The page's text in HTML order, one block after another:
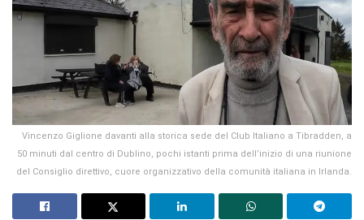
Vincenzo Giglione davanti alla storica sede del Club Italiano a Tibradden, a
50 minuti dal centro di Dublino, pochi istanti prima dell’inizio di una riunione
del Consiglio direttivo, cuore organizzativo della comunità italiana in Irlanda.